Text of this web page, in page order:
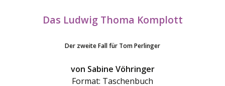
Das Ludwig Thoma Komplott
Der zweite Fall für Tom Perlinger
von Sabine Vöhringer
Format: Taschenbuch